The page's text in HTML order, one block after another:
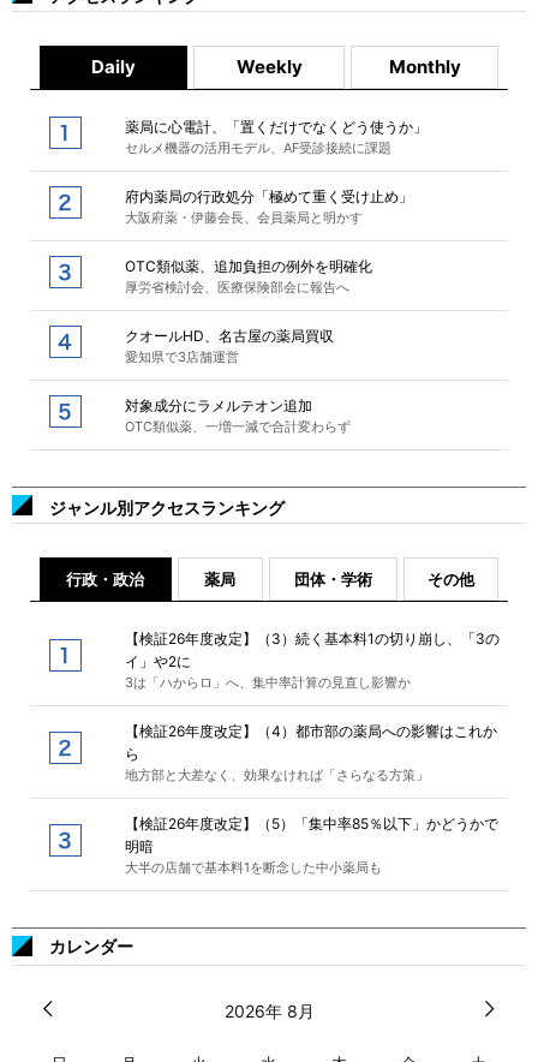
Daily Weekly Monthly
薬局に心電計、「置くだけでなくどう使うか」
セルメ機器の活用モデル、AF受診接続に課題
府内薬局の行政処分「極めて重く受け止め」
大阪府薬・伊藤会長、会員薬局と明かす
OTC類似薬、追加負担の例外を明確化
厚労省検討会、医療保険部会に報告へ
クオールHD、名古屋の薬局買収
愛知県で3店舗運営
対象成分にラメルテオン追加
OTC類似薬、一増一減で合計変わらず
ジャンル別アクセスランキング
行政・政治 薬局 団体・学術 その他
【検証26年度改定】（3）続く基本料1の切り崩し、「3の
イ」や2に
3は「ハからロ」へ、集中率計算の見直し影響か
【検証26年度改定】（4）都市部の薬局への影響はこれか
ら
地方部と大差なく、効果なければ「さらなる方策」
【検証26年度改定】（5）「集中率85％以下」かどうかで
明暗
大半の店舗で基本料1を断念した中小薬局も
カレンダー
2026年 8月